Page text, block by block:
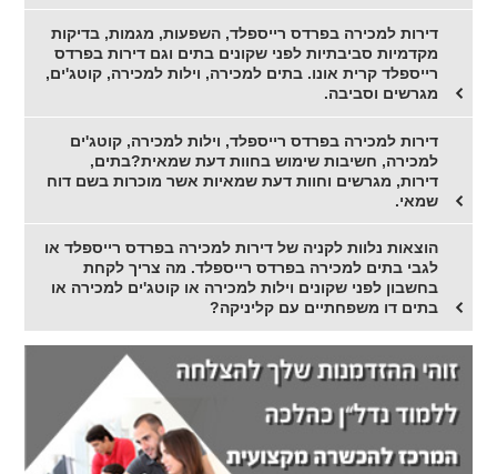
דירות למכירה בפרדס רייספלד, השפעות, מגמות, בדיקות
מקדמיות סביבתיות לפני שקונים בתים וגם דירות בפרדס
רייספלד קרית אונו. בתים למכירה, וילות למכירה, קוטג'ים,
מגרשים וסביבה.
דירות למכירה בפרדס רייספלד, וילות למכירה, קוטג'ים
למכירה, חשיבות שימוש בחוות דעת שמאית?בתים,
דירות, מגרשים וחוות דעת שמאיות אשר מוכרות בשם דוח
שמאי.
הוצאות נלוות לקניה של דירות למכירה בפרדס רייספלד או
לגבי בתים למכירה בפרדס רייספלד. מה צריך לקחת
בחשבון לפני שקונים וילות למכירה או קוטג'ים למכירה או
בתים דו משפחתיים עם קליניקה?